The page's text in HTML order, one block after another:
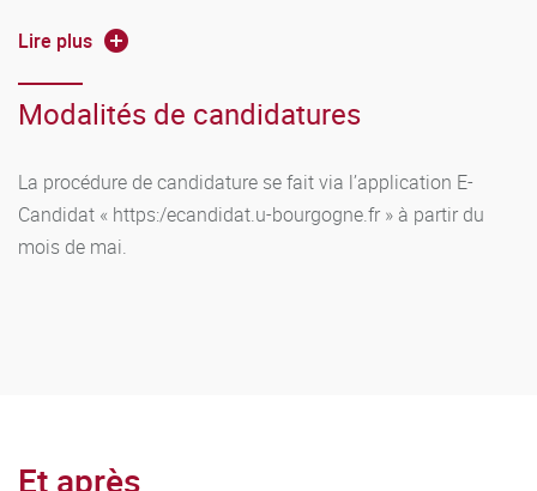
en formation initiale : s’adresser à la scolarité organisatrice
en formation continue : s’adresser au service de formation
continue de l’université (03.80.39.51.80)
Lire plus
Modalités de candidatures
La procédure de candidature se fait via l’application E-
Candidat « https:/ecandidat.u-bourgogne.fr » à partir du
mois de mai.
Et après